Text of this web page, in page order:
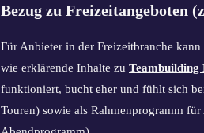
Bezug zu Freizeitangeboten
Für Anbieter in der Freizeitbranche
wie erklärende Inhalte zu Teambuilding
funktioniert, bucht eher und fühlt sich
Touren) sowie als Rahmenprogramm